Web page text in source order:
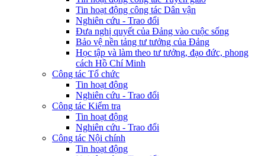
Tin hoạt động công tác Dân vận
Nghiên cứu - Trao đổi
Đưa nghị quyết của Đảng vào cuộc sống
Bảo vệ nền tảng tư tưởng của Đảng
Học tập và làm theo tư tưởng, đạo đức, phong
cách Hồ Chí Minh
Công tác Tổ chức
Tin hoạt động
Nghiên cứu - Trao đổi
Công tác Kiểm tra
Tin hoạt động
Nghiên cứu - Trao đổi
Công tác Nội chính
Tin hoạt động